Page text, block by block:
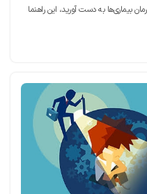
بیماری‌ها به دست آورید، این راهنما